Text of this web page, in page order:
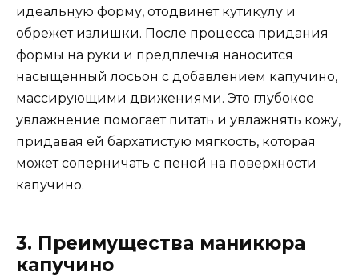
идеальную форму, отодвинет кутикулу и
обрежет излишки. После процесса придания
формы на руки и предплечья наносится
насыщенный лосьон с добавлением капучино,
массирующими движениями. Это глубокое
увлажнение помогает питать и увлажнять кожу,
придавая ей бархатистую мягкость, которая
может соперничать с пеной на поверхности
капучино.
3. Преимущества маникюра
капучино